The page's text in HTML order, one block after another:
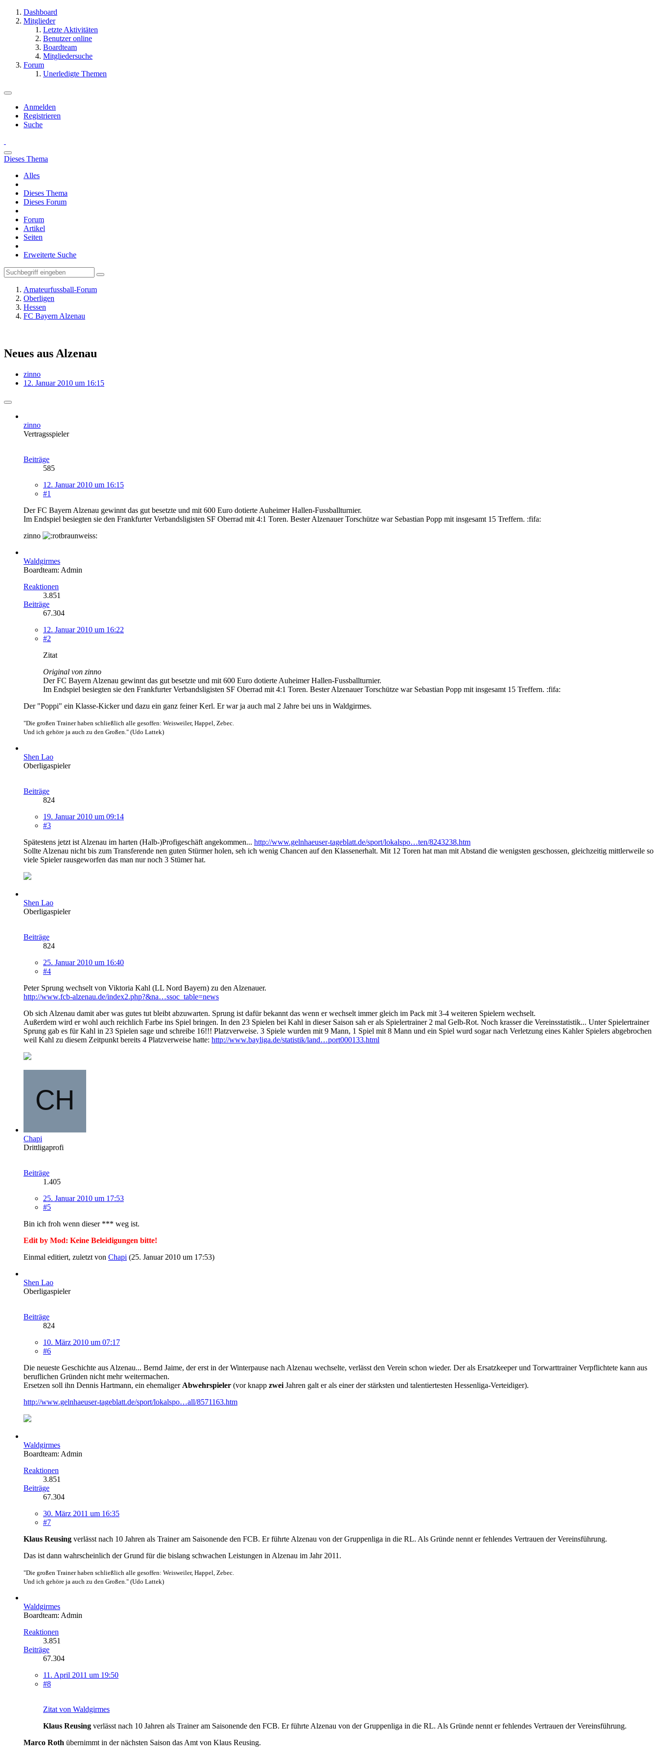
Dashboard
Mitglieder
Letzte Aktivitäten
Benutzer online
Boardteam
Mitgliedersuche
Forum
Unerledigte Themen
Anmelden
Registrieren
Suche
Dieses Thema
Alles
Dieses Thema
Dieses Forum
Forum
Artikel
Seiten
Erweiterte Suche
Amateurfussball-Forum
Oberligen
Hessen
FC Bayern Alzenau
Neues aus Alzenau
zinno
12. Januar 2010 um 16:15
zinno
Vertragsspieler
Beiträge
585
12. Januar 2010 um 16:15
#1
Der FC Bayern Alzenau gewinnt das gut besetzte und mit 600 Euro dotierte Auheimer Hallen-Fussballturnier.
Im Endspiel besiegten sie den Frankfurter Verbandsligisten SF Oberrad mit 4:1 Toren. Bester Alzenauer Torschütze war Sebastian Popp mit insgesamt 15 Treffern. :fifa:
zinno
Waldgirmes
Boardteam: Admin
Reaktionen
3.851
Beiträge
67.304
12. Januar 2010 um 16:22
#2
Zitat
Original von zinno
Der FC Bayern Alzenau gewinnt das gut besetzte und mit 600 Euro dotierte Auheimer Hallen-Fussballturnier.
Im Endspiel besiegten sie den Frankfurter Verbandsligisten SF Oberrad mit 4:1 Toren. Bester Alzenauer Torschütze war Sebastian Popp mit insgesamt 15 Treffern. :fifa:
Der "Poppi" ein Klasse-Kicker und dazu ein ganz feiner Kerl. Er war ja auch mal 2 Jahre bei uns in Waldgirmes.
"Die großen Trainer haben schließlich alle gesoffen: Weisweiler, Happel, Zebec.
Und ich gehöre ja auch zu den Großen." (Udo Lattek)
Shen Lao
Oberligaspieler
Beiträge
824
19. Januar 2010 um 09:14
#3
Spätestens jetzt ist Alzenau im harten (Halb-)Profigeschäft angekommen... http://www.gelnhaeuser-tageblatt.de/sport/lokalspo…ten/8243238.htm
Sollte Alzenau nicht bis zum Transferende nen guten Stürmer holen, seh ich wenig Chancen auf den Klassenerhalt. Mit 12 Toren hat man mit Abstand die wenigsten geschossen, gleichzeitig mittlerweile so
viele Spieler rausgeworfen das man nur noch 3 Stümer hat.
Shen Lao
Oberligaspieler
Beiträge
824
25. Januar 2010 um 16:40
#4
Peter Sprung wechselt von Viktoria Kahl (LL Nord Bayern) zu den Alzenauer.
http://www.fcb-alzenau.de/index2.php?&na…ssoc_table=news
Ob sich Alzenau damit aber was gutes tut bleibt abzuwarten. Sprung ist dafür bekannt das wenn er wechselt immer gleich im Pack mit 3-4 weiteren Spielern wechselt.
Außerdem wird er wohl auch reichlich Farbe ins Spiel bringen. In den 23 Spielen bei Kahl in dieser Saison sah er als Spielertrainer 2 mal Gelb-Rot. Noch krasser die Vereinsstatistik... Unter Spielertrainer
Sprung gab es für Kahl in 23 Spielen sage und schreibe 16!!! Platzverweise. 3 Spiele wurden mit 9 Mann, 1 Spiel mit 8 Mann und ein Spiel wurd sogar nach Verletzung eines Kahler Spielers abgebrochen
weil Kahl zu diesem Zeitpunkt bereits 4 Platzverweise hatte: http://www.bayliga.de/statistik/land…port000133.html
Chapi
Drittligaprofi
Beiträge
1.405
25. Januar 2010 um 17:53
#5
Bin ich froh wenn dieser *** weg ist.
Edit by Mod: Keine Beleidigungen bitte!
Einmal editiert, zuletzt von Chapi (25. Januar 2010 um 17:53)
Shen Lao
Oberligaspieler
Beiträge
824
10. März 2010 um 07:17
#6
Die neueste Geschichte aus Alzenau... Bernd Jaime, der erst in der Winterpause nach Alzenau wechselte, verlässt den Verein schon wieder. Der als Ersatzkeeper und Torwarttrainer Verpflichtete kann aus
beruflichen Gründen nicht mehr weitermachen.
Ersetzen soll ihn Dennis Hartmann, ein ehemaliger Abwehrspieler (vor knapp zwei Jahren galt er als einer der stärksten und talentiertesten Hessenliga-Verteidiger).
http://www.gelnhaeuser-tageblatt.de/sport/lokalspo…all/8571163.htm
Waldgirmes
Boardteam: Admin
Reaktionen
3.851
Beiträge
67.304
30. März 2011 um 16:35
#7
Klaus Reusing verlässt nach 10 Jahren als Trainer am Saisonende den FCB. Er führte Alzenau von der Gruppenliga in die RL. Als Gründe nennt er fehlendes Vertrauen der Vereinsführung.
Das ist dann wahrscheinlich der Grund für die bislang schwachen Leistungen in Alzenau im Jahr 2011.
"Die großen Trainer haben schließlich alle gesoffen: Weisweiler, Happel, Zebec.
Und ich gehöre ja auch zu den Großen." (Udo Lattek)
Waldgirmes
Boardteam: Admin
Reaktionen
3.851
Beiträge
67.304
11. April 2011 um 19:50
#8
Zitat von Waldgirmes
Klaus Reusing verlässt nach 10 Jahren als Trainer am Saisonende den FCB. Er führte Alzenau von der Gruppenliga in die RL. Als Gründe nennt er fehlendes Vertrauen der Vereinsführung.
Marco Roth übernimmt in der nächsten Saison das Amt von Klaus Reusing.